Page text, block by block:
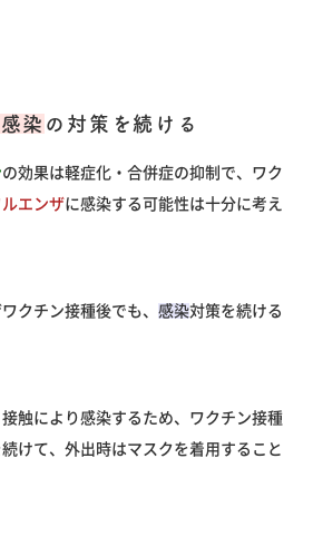
染 の対策を続ける
の効果は軽症化・合併症の抑制で、ワク
エンザに感染する可能性は十分に考え
クチン接種後でも、 感染対策を続ける
触により感染するため、ワクチン接種
けて、外出時はマスクを着用すること